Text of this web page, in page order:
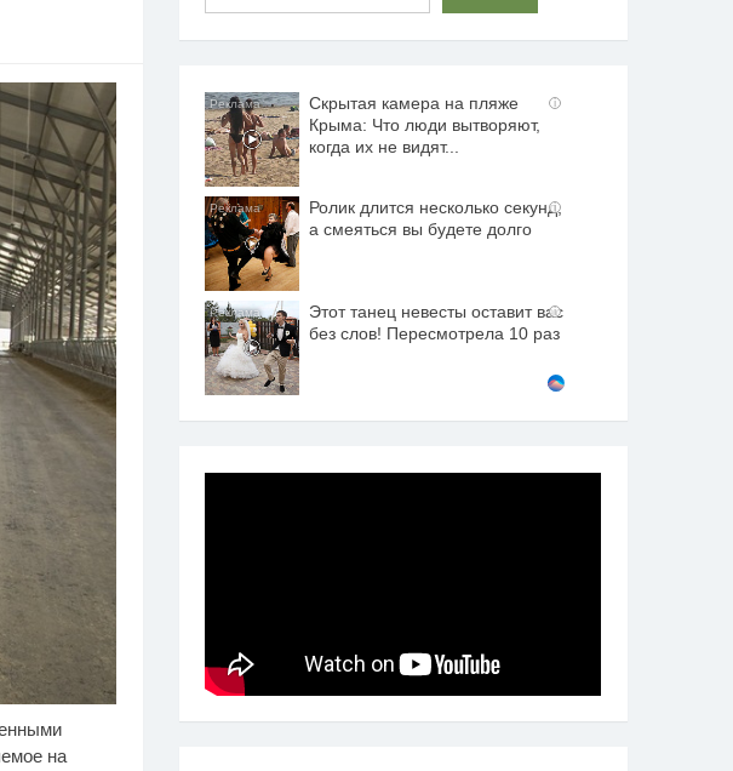
на
i
Скрытая камера на пляже
Крыма: Что люди вытворяют,
когда их не видят...
i
Ролик длится несколько секунд,
а смеяться вы будете долго
i
Этот танец невесты оставит вас
без слов! Пересмотрела 10 раз
в погоне